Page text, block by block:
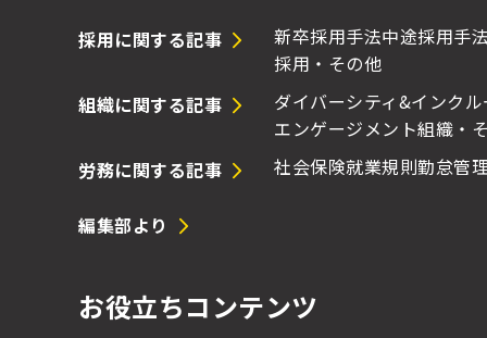
採用に関する記事 新卒採用手法中途採用手
採用・その他
組織に関する記事
ダイバーシティ&インク
エンゲージメント組織・
労務に関する記事
社会保険就業規則勤怠管
編集部より
お役立ちコンテンツ